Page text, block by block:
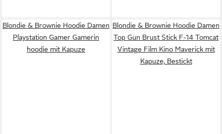
Blondie & Brownie Hoodie Damen
Playstation Gamer Gamerin
hoodie mit Kapuze
Blondie & Brownie Hoodie Damen
Top Gun Brust Stick F-14 Tomcat
Vintage Film Kino Maverick mit
Kapuze, Bestickt